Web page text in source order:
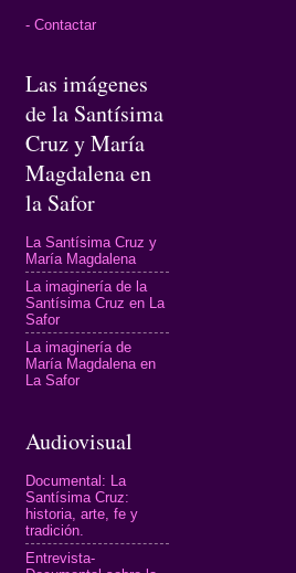
- Contactar
Las imágenes
de la Santísima
Cruz y María
Magdalena en
la Safor
La Santísima Cruz y
María Magdalena
La imaginería de la
Santísima Cruz en La
Safor
La imaginería de
María Magdalena en
La Safor
Audiovisual
Documental: La
Santísima Cruz:
historia, arte, fe y
tradición.
Entrevista-